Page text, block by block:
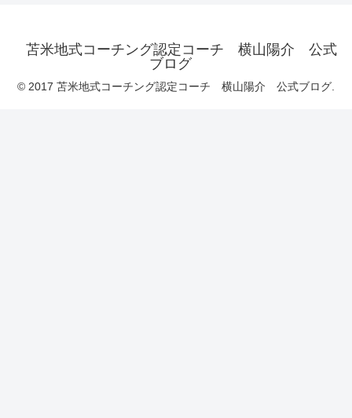
苫米地式コーチング認定コーチ 横山陽介 公式
ブログ
© 2017 苫米地式コーチング認定コーチ 横山陽介 公式ブログ.